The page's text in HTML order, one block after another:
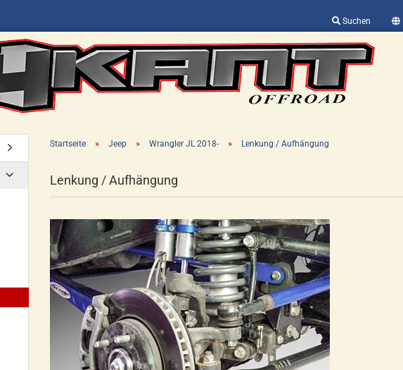
Suchen
Sprache auswählen
Lieferland
Passwort vergessen?
Startseite » Jeep » Wrangler JL 2018- » Lenkung / Aufhängung
Lenkung / Aufhängung